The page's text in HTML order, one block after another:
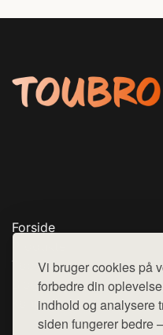
Vi bruger cookies på
forbedre din
indhold og analysere
siden fungerer bedre
Forside
Top Rabatter
Blog
Kontakt